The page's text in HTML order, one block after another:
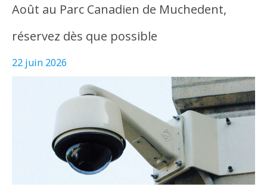
Août au Parc Canadien de Muchedent,
réservez dès que possible
22 juin 2026